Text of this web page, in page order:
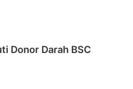
Donor Darah BSC